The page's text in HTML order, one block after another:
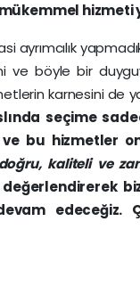
ve böyle bir
karnesini de
seçime
bu hizmetler
kaliteli ve
edeceğiz.